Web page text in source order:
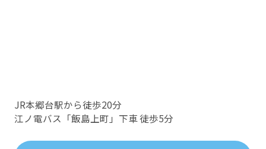
JR本郷台駅から徒歩20分
江ノ電バス「飯島上町」下車 徒歩5分